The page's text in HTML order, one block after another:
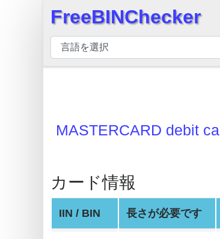
BIN
チ
ー
索
BIN
番
号
FreeBINChecker
MASTERCARD debit
カード情報
IIN / BIN 長さが必要です